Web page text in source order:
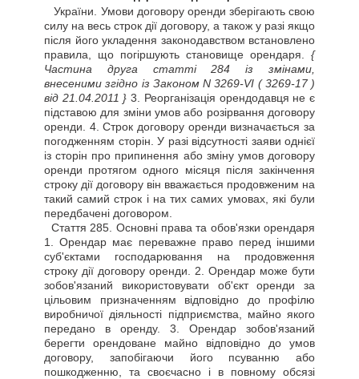
України. Умови договору оренди зберігають свою
силу на весь строк дії договору, а також у разі якщо
після його укладення законодавством встановлено
правила, що погіршують становище орендаря. {
Частина друга статті 284 із змінами,
внесеними згідно із Законом N 3269-VI ( 3269-17 )
від 21.04.2011 } 3. Реорганізація орендодавця не є
підставою для зміни умов або розірвання договору
оренди. 4. Строк договору оренди визначається за
погодженням сторін. У разі відсутності заяви однієї
із сторін про припинення або зміну умов договору
оренди протягом одного місяця після закінчення
строку дії договору він вважається продовженим на
такий самий строк і на тих самих умовах, які були
передбачені договором.
Стаття 285. Основні права та обов'язки орендаря
1. Орендар має переважне право перед іншими
суб'єктами господарювання на продовження
строку дії договору оренди. 2. Орендар може бути
зобов'язаний використовувати об'єкт оренди за
цільовим призначенням відповідно до профілю
виробничої діяльності підприємства, майно якого
передано в оренду. 3. Орендар зобов'язаний
берегти орендоване майно відповідно до умов
договору, запобігаючи його псуванню або
пошкодженню, та своєчасно і в повному обсязі